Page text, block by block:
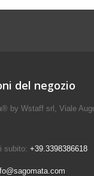
del negozio
by Wstaff srl, Viale
subito: +39.3398386618